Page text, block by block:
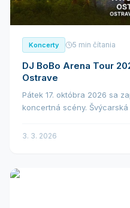
Koncerty 5 min čítania
DJ BoBo Arena Tour
Ostrave
Pátek 17. októbra 2026 sa
koncertná scény.
Arény. Ide o jednu z mála
3. 3. 2026